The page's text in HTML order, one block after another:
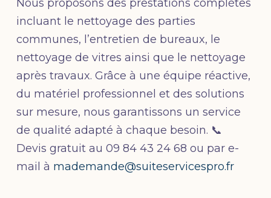
Nous proposons des prestations complètes
incluant le nettoyage des parties
communes, l’entretien de bureaux, le
nettoyage de vitres ainsi que le nettoyage
après travaux. Grâce à une équipe réactive,
du matériel professionnel et des solutions
sur mesure, nous garantissons un service
de qualité adapté à chaque besoin. 📞
Devis gratuit au 09 84 43 24 68 ou par e-
mail à mademande@suiteservicespro.fr